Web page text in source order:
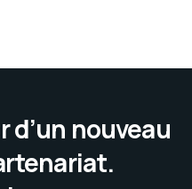
d’un nouveau